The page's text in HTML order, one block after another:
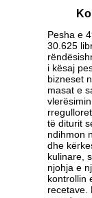
Pesha e
30.625
i kësaj
bizneset
masat e
të diturit
ndihmon
dhe
kulinare,
njohja e
kontrollin
recetave.